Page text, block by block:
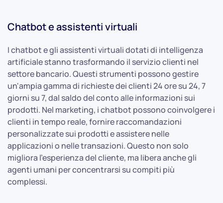
Chatbot e assistenti virtuali
I chatbot e gli assistenti virtuali dotati di intelligenza
artificiale stanno trasformando il servizio clienti nel
settore bancario. Questi strumenti possono gestire
un'ampia gamma di richieste dei clienti 24 ore su 24, 7
giorni su 7, dal saldo del conto alle informazioni sui
prodotti. Nel marketing, i chatbot possono coinvolgere i
clienti in tempo reale, fornire raccomandazioni
personalizzate sui prodotti e assistere nelle
applicazioni o nelle transazioni. Questo non solo
migliora l'esperienza del cliente, ma libera anche gli
agenti umani per concentrarsi su compiti più
complessi.